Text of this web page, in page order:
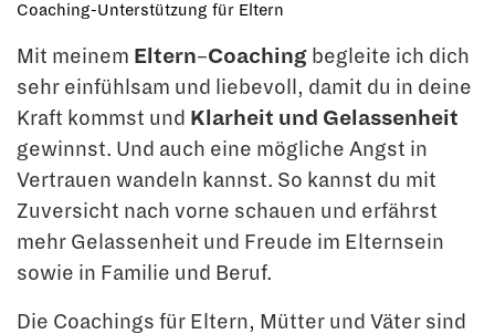
Coaching-Unterstützung für Eltern
Mit meinem Eltern–Coaching begleite ich dich
sehr einfühlsam und liebevoll, damit du in deine
Kraft kommst und Klarheit und Gelassenheit
gewinnst. Und auch eine mögliche Angst in
Vertrauen wandeln kannst. So kannst du mit
Zuversicht nach vorne schauen und erfährst
mehr Gelassenheit und Freude im Elternsein
sowie in Familie und Beruf.
Die Coachings für Eltern, Mütter und Väter sind